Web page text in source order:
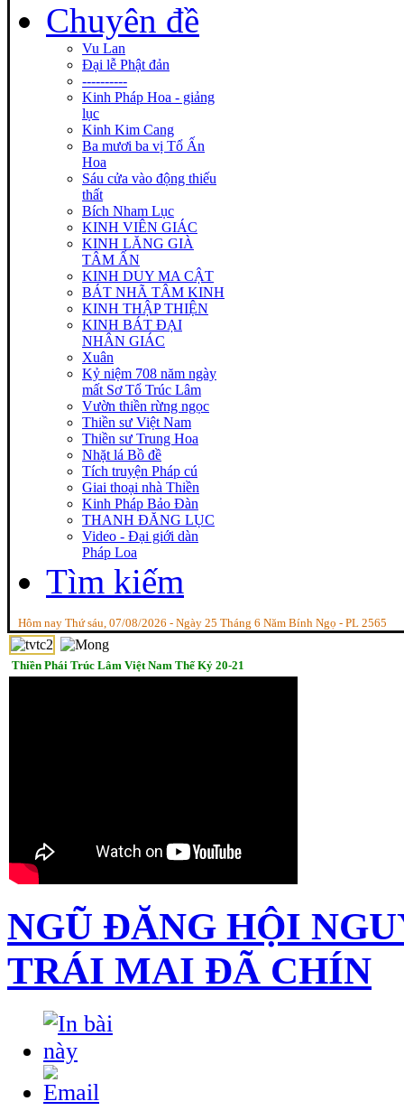
Chuyên đề
Vu Lan
Đại lễ Phật đản
----------
Kinh Pháp Hoa - giảng
lục
Kinh Kim Cang
Ba mươi ba vị Tổ Ấn
Hoa
Sáu cửa vào động thiếu
thất
Bích Nham Lục
KINH VIÊN GIÁC
KINH LĂNG GIÀ
TÂM ẤN
KINH DUY MA CẬT
BÁT NHÃ TÂM KINH
KINH THẬP THIỆN
KINH BÁT ĐẠI
NHÂN GIÁC
Xuân
Kỷ niệm 708 năm ngày
mất Sơ Tổ Trúc Lâm
Vườn thiền rừng ngọc
Thiền sư Việt Nam
Thiền sư Trung Hoa
Nhặt lá Bồ đề
Tích truyện Pháp cú
Giai thoại nhà Thiền
Kinh Pháp Bảo Đàn
THANH ĐĂNG LỤC
Video - Đại giới dàn
Pháp Loa
Tìm kiếm
Hôm nay Thứ sáu, 07/08/2026 - Ngày 25 Tháng 6 Năm Bính Ngọ - PL 2565
Thiền Phái Trúc Lâm Việt Nam Thế Kỷ 20-21
NGŨ ĐĂNG HỘI
TRÁI MAI ĐÃ CHÍN